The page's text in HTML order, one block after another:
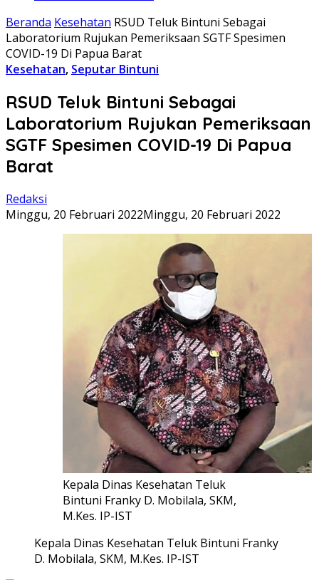
Beranda Kesehatan RSUD Teluk Bintuni Sebagai
Laboratorium Rujukan Pemeriksaan SGTF Spesimen
COVID-19 Di Papua Barat
Kesehatan, Seputar Bintuni
RSUD Teluk Bintuni Sebagai
Laboratorium Rujukan Pemeriksaan
SGTF Spesimen COVID-19 Di Papua
Barat
Redaksi
Minggu, 20 Februari 2022Minggu, 20 Februari 2022
Kepala Dinas Kesehatan Teluk
Bintuni Franky D. Mobilala, SKM,
M.Kes. IP-IST
Kepala Dinas Kesehatan Teluk Bintuni Franky
D. Mobilala, SKM, M.Kes. IP-IST